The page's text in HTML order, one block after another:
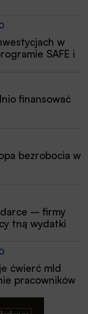
w
SAFE i
finansować
bezrobocia w
– firmy
tną wydatki
ćwierć mld
pracowników